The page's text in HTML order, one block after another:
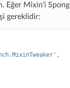
Eğer Mixin’i
gereklidir:
,